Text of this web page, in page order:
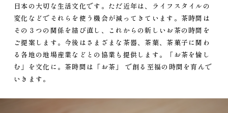
日本の大切な生活文化です。ただ近年は、ライフスタイルの
変化などでそれらを使う機会が減ってきています。茶時間は
その３つの関係を結び直し、これからの新しいお茶の時間を
ご提案します。今後はさまざまな茶器、茶葉、茶菓子に関わ
る各地の地場産業などとの協業も提供します。「お茶を愉し
む」を文化に。茶時間は「お茶」 で創る至福の時間を育んで
いきます。